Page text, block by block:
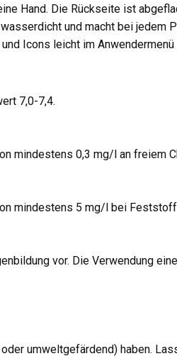
Hand. Die Rückseite ist
und macht bei jedem
Icons leicht im
7,0-7,4.
mindestens 0,3 mg/l an freiem
mindestens 5 mg/l bei
vor. Die Verwendung
umweltgefärdend) haben.